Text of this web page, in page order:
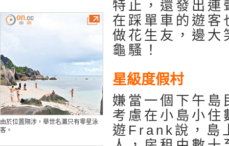
由於位置隔涉，舉世名灘只有零星泳
客。
特止，還發出連
在踩單車的遊客
做花生友，邊大
龜騷！
星級度假村
嫌當一個下午島
考慮在小島小
遊Frank說，島